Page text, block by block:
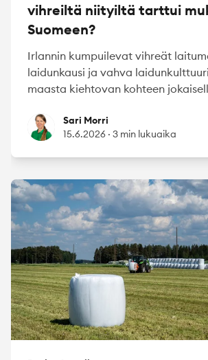
vihreiltä niityiltä tarttui
Suomeen?
Irlannin kumpuilevat vihreät
laidunkausi ja vahva
maasta kiehtovan kohteen
Sari MorriSari Morri
15.6.2026 · 3 min lukuaika